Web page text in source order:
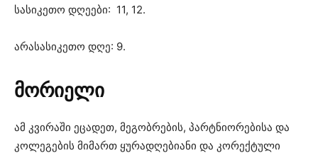
სასიკეთო დღეები: 11, 12.
არასასიკეთო დღე: 9.
მორიელი
ამ კვირაში ეცადეთ, მეგობრების, პარტნიორებისა და
კოლეგების მიმართ ყურადღებიანი და კორექტული